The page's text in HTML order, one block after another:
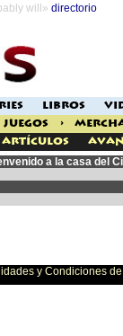
will» directorio
LIBROS
JUEGOS >
Artículos
a la casa del
y Condiciones